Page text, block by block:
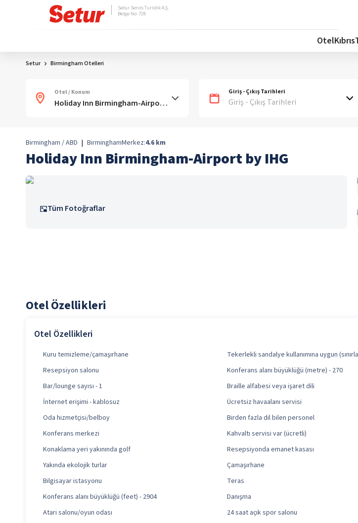
Setur Servis Turistik A.Ş.
Belge No: 728
OtelKıbrıs
Setur Birmingham Otelleri
Otel / Konum Giriş - Çıkış Tarihleri
Giriş - Çıkış Tarihleri
Birmingham / ABD | BirminghamMerkez:4.6 km
Holiday Inn Birmingham-Airport by IHG
Tüm Fotoğraflar
Otel Özellikleri
Otel Özellikleri
Kuru temizleme/çamaşırhane Tekerlekli sandalye kullanımına uygun
Resepsiyon salonu
Konferans alanı büyüklüğü (metre) - 270
Bar/lounge sayısı - 1
Braille alfabesi veya işaret dili
İnternet erişimi - kablosuz
Ücretsiz havaalanı servisi
Oda hizmetçisi/belboy
Birden fazla dil bilen personel
Konferans merkezi
Kahvaltı servisi var (ücretli)
Konaklama yeri yakınında golf
Resepsiyonda emanet kasası
Yakında ekolojik turlar
Çamaşırhane
Bilgisayar istasyonu
Teras
Konferans alanı büyüklüğü (feet) - 2904
Danışma
Atari salonu/oyun odası
24 saat açık spor salonu